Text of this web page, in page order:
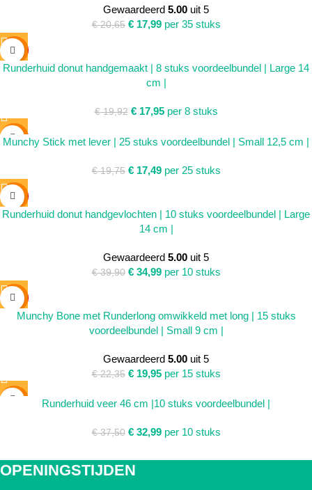
Gewaardeerd 5.00 uit 5
€20,65 €17,99 per 35 stuks
SOLD
Runderhuid donut handgemaakt | 8 stuks voordeelbundel | Large 14
cm |
€19,92 €17,95 per 8 stuks
SALE
Munchy Stick met lever | 25 stuks voordeelbundel | Small 12,5 cm |
€19,75 €17,49 per 25 stuks
Runderhuid donut handgevlochten | 10 stuks voordeelbundel | Large
14 cm |
Gewaardeerd 5.00 uit 5
€39,90 €34,99 per 10 stuks
Munchy Bone met Runderlong omwikkeld met long | 15 stuks
voordeelbundel | Small 9 cm |
Gewaardeerd 5.00 uit 5
€22,35 €19,95 per 15 stuks
Runderhuid veer 46 cm |10 stuks voordeelbundel |
€37,50 €32,99 per 10 stuks
OPENINGSTIJDEN